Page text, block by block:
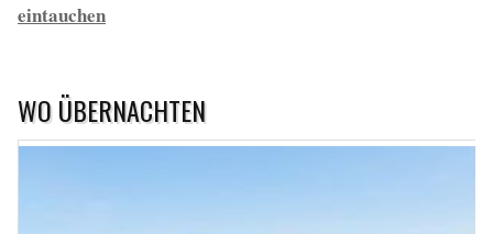
eintauchen
WO ÜBERNACHTEN